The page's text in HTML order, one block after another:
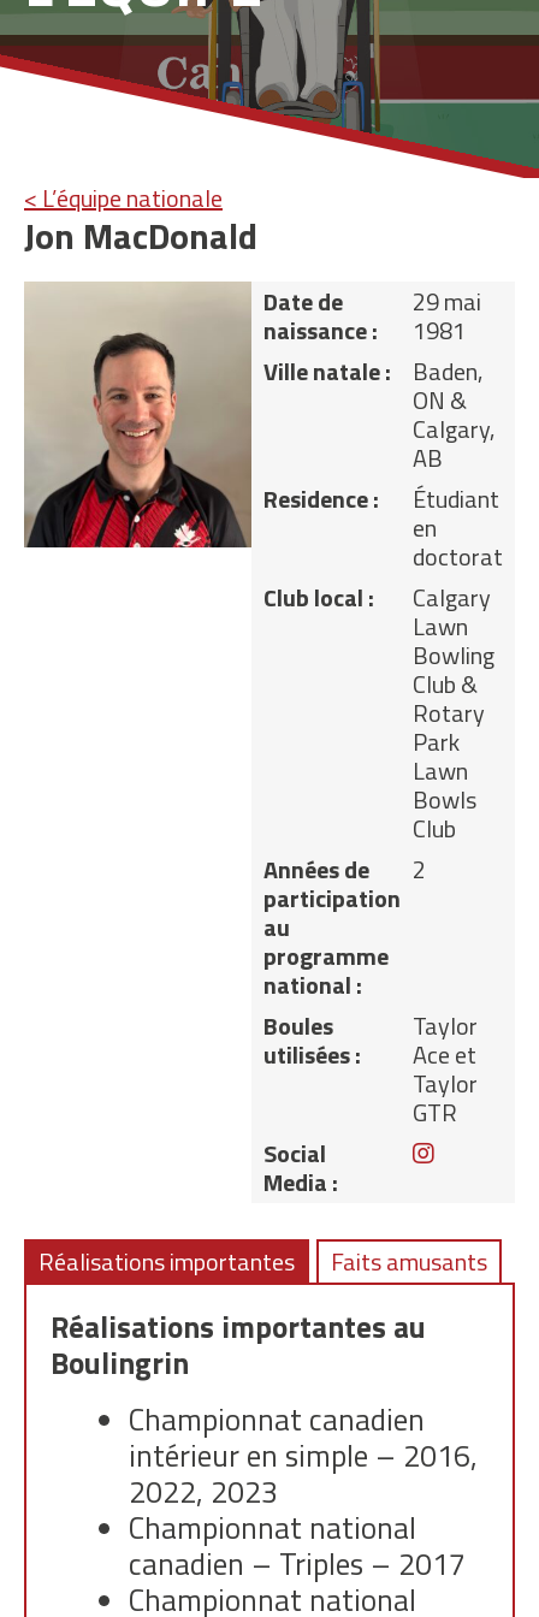
< L’équipe nationale
Jon MacDonald
Date de
naissance :
29 mai
1981
Ville natale :
Baden,
ON &
Calgary,
AB
Residence :
Étudiant
en
doctorat
Club local :
Calgary
Lawn
Bowling
Club &
Rotary
Park
Lawn
Bowls
Club
Années de
participation
au
programme
national :
2
Boules
utilisées :
Taylor
Ace et
Taylor
GTR
Social
Media :
Instagram
Réalisations importantes Faits amusants
Réalisations importantes au
Boulingrin
Championnat canadien
intérieur en simple – 2016,
2022, 2023
Championnat national
canadien – Triples – 2017
Championnat national